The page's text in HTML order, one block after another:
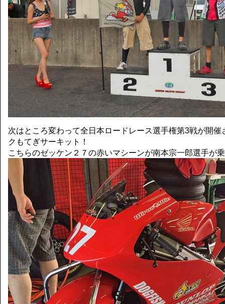
次はところ変わって全日本ロードレース選手権第3戦が開催
クもてぎサーキット！
こちらのゼッケン２７の赤いマシーンが南本宗一郎選手が